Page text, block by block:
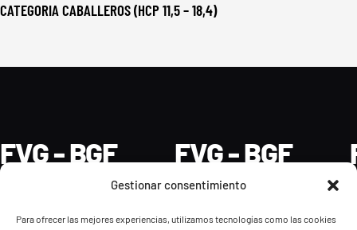
Gestionar consentimiento
Para ofrecer las mejores experiencias, utilizamos tecnologías como las cookies
CATEGORIA CABALLEROS (HCP 11,5 – 18,4)
FVG - BGF FVG - BGF